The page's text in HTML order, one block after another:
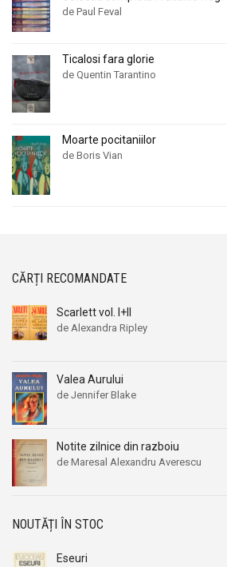
de Paul Feval
Ticalosi fara glorie
de Quentin Tarantino
Moarte pocitaniilor
de Boris Vian
CĂRȚI RECOMANDATE
Scarlett vol. I+II
de Alexandra Ripley
Valea Aurului
de Jennifer Blake
Notite zilnice din razboiu
de Maresal Alexandru Averescu
NOUTĂȚI ÎN STOC
Eseuri